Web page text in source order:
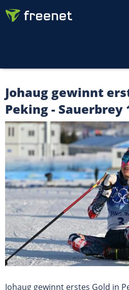
Johaug gewinnt
Peking - Sauerbrey
Johaug gewinnt erstes Gold in